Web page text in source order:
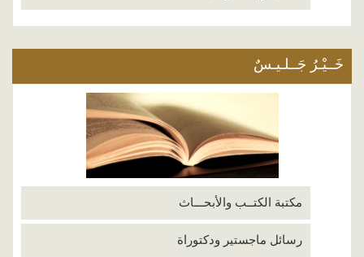
خَــيْـرُ جَــلـيـسٌ
مكتبة الكتــب والأبحـــاث
رسائل ماجستير ودكتوراة